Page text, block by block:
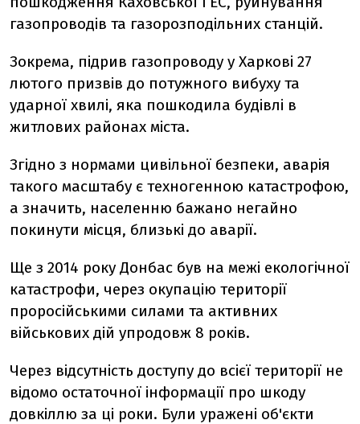
газопроводів та газорозподільних станцій.
Зокрема, підрив газопроводу у Харкові 27
лютого призвів до потужного вибуху та
ударної хвилі, яка пошкодила будівлі в
житлових районах міста.
Згідно з нормами цивільної безпеки, аварія
такого масштабу є техногенною катастрофою,
а значить, населенню бажано негайно
покинути місця, близькі до аварії.
Ще з 2014 року Донбас був на межі екологічної
катастрофи, через окупацію території
проросійськими силами та активних
військових дій упродовж 8 років.
Через відсутність доступу до всієї території не
відомо остаточної інформації про шкоду
довкіллю за ці роки. Були уражені об'єкти